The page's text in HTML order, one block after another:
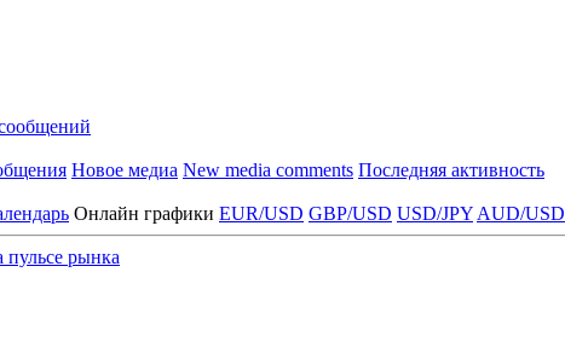
Новое медиа New media comments Последняя активность
Онлайн графики EUR/USD GBP/USD USD/JPY AUD/USD
пульсе рынка